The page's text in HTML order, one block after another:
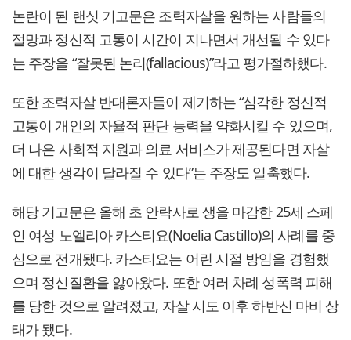
논란이 된 랜싯 기고문은 조력자살을 원하는 사람들의
절망과 정신적 고통이 시간이 지나면서 개선될 수 있다
는 주장을 “잘못된 논리(fallacious)”라고 평가절하했다.
또한 조력자살 반대론자들이 제기하는 “심각한 정신적
고통이 개인의 자율적 판단 능력을 약화시킬 수 있으며,
더 나은 사회적 지원과 의료 서비스가 제공된다면 자살
에 대한 생각이 달라질 수 있다”는 주장도 일축했다.
해당 기고문은 올해 초 안락사로 생을 마감한 25세 스페
인 여성 노엘리아 카스티요(Noelia Castillo)의 사례를 중
심으로 전개됐다. 카스티요는 어린 시절 방임을 경험했
으며 정신질환을 앓아왔다. 또한 여러 차례 성폭력 피해
를 당한 것으로 알려졌고, 자살 시도 이후 하반신 마비 상
태가 됐다.